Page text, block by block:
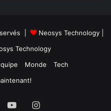
| Neosys Technology
Technology
Monde
Tech
YouTubeInstagram